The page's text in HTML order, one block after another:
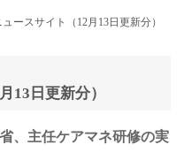
ースサイト（12月13日更新分）
13日更新分）
、主任ケアマネ研修の実